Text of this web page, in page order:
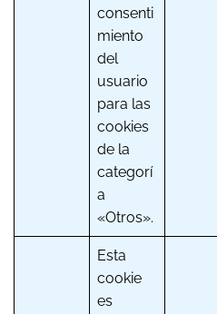
consenti
miento
del
usuario
para las
cookies
de la
categorí
a
«Otros».
Esta
cookie
es